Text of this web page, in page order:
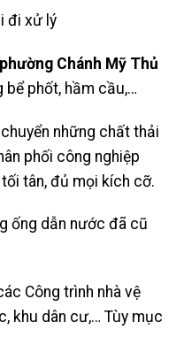
đi xử lý
phường Chánh Mỹ Thủ
bể phốt, hầm cầu,…
những chất thải
phối công nghiệp
tân, đủ mọi kích cỡ.
ống dẫn nước đã cũ
Công trình nhà vệ
khu dân cư,… Tùy mục